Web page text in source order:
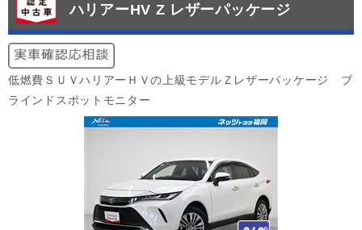
ハリアーHV Z レザーパッケージ
低燃費ＳＵＶハリアーＨＶの上級モデルＺレザーパッケージ ブ
ラインドスポットモニター